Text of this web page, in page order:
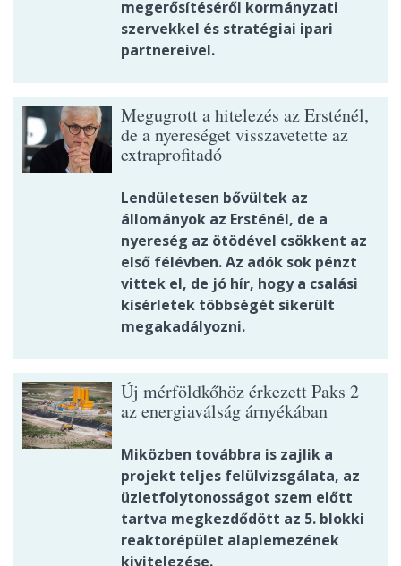
megerősítéséről kormányzati
szervekkel és stratégiai ipari
partnereivel.
Megugrott a hitelezés az Ersténél,
de a nyereséget visszavetette az
extraprofitadó
Lendületesen bővültek az
állományok az Ersténél, de a
nyereség az ötödével csökkent az
első félévben. Az adók sok pénzt
vittek el, de jó hír, hogy a csalási
kísérletek többségét sikerült
megakadályozni.
Új mérföldkőhöz érkezett Paks 2
az energiaválság árnyékában
Miközben továbbra is zajlik a
projekt teljes felülvizsgálata, az
üzletfolytonosságot szem előtt
tartva megkezdődött az 5. blokki
reaktorépület alaplemezének
kivitelezése.